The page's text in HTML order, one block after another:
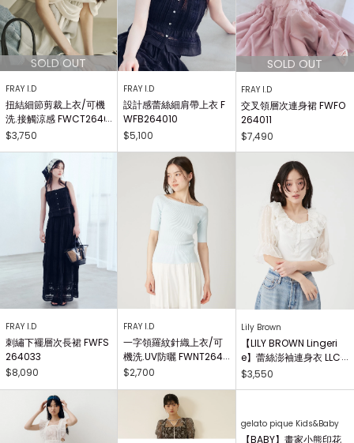
FRAY I.D
扭結細節剪裁上衣/可機
洗.接觸涼感 FWCT2640
25
$3,750
FRAY I.D
設計感蕾絲細肩帶上衣 F
WFB264010
$5,100
FRAY I.D
交叉領層次連身裙 FWFO
264011
$7,490
FRAY I.D
刺繡下襬層次長裙 FWFS
264033
$8,090
FRAY I.D
一字領羅紋針織上衣/可
機洗.UV防曬 FWNT2640
29
$2,700
Lily Brown
【LILY BROWN Lingeri
e】蕾絲澎袖連身衣 LLCO
262503
$3,550